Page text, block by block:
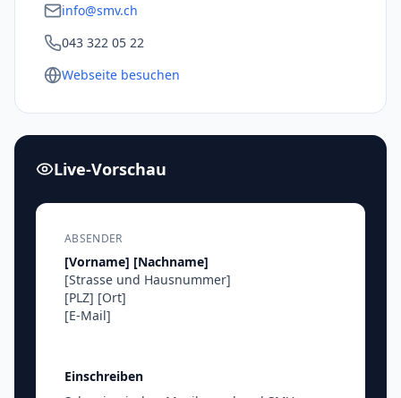
info@smv.ch
043 322 05 22
Webseite besuchen
Live-Vorschau
ABSENDER
[Vorname] [Nachname]
[Strasse und Hausnummer]
[PLZ] [Ort]
[E-Mail]
Einschreiben